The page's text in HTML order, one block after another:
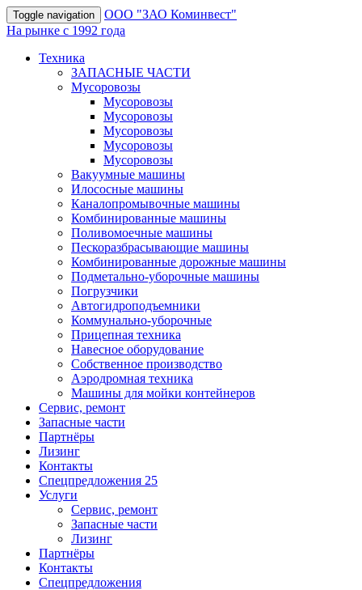
Toggle navigation
OOO "ЗАО Коминвест"
На рынке с 1992 года
Техника
ЗАПАСНЫЕ ЧАСТИ
Мусоровозы
Мусоровозы
Мусоровозы
Мусоровозы
Мусоровозы
Мусоровозы
Вакуумные машины
Илососные машины
Каналопромывочные машины
Комбинированные машины
Поливомоечные машины
Пескоразбрасывающие машины
Комбинированные дорожные машины
Подметально-уборочные машины
Погрузчики
Автогидроподъемники
Коммунально-уборочные
Прицепная техника
Навесное оборудование
Собственное производство
Аэродромная техника
Машины для мойки контейнеров
Сервис, ремонт
Запасные части
Партнёры
Лизинг
Контакты
Спецпредложения 25
Услуги
Сервис, ремонт
Запасные части
Лизинг
Партнёры
Контакты
Спецпредложения